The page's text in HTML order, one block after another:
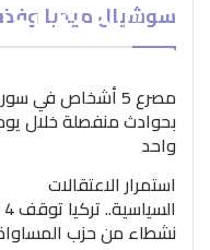
سوشيال ميديا
“الصحة
ضرورة
لمواجهة
مصرع 5 أشخاص في
بحوادث منفصلة خلال
واحد
استمرار الاعتقالات
السياسية.. تركيا توقف 4
نشطاء من حزب